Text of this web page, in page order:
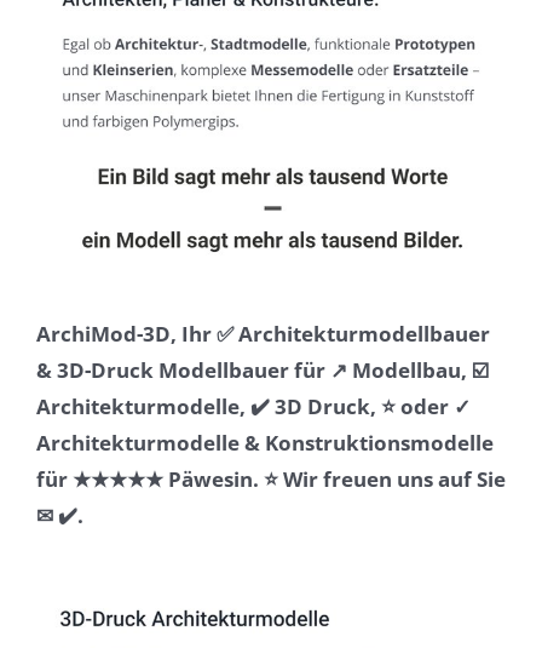
ArchiMod-3D, Ihr ✅ Architekturmodellbauer
& 3D-Druck Modellbauer für ↗️ Modellbau, ☑️
Architekturmodelle, ✔️ 3D Druck, ⭐ oder ✓
Architekturmodelle & Konstruktionsmodelle
für ★★★★★ Päwesin. ⭐ Wir freuen uns auf Sie
✉ ✔️.